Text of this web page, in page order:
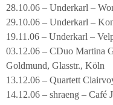
28.10.06 – Underkarl –
29.10.06 – Underkarl –
19.11.06 – Underkarl –
03.12.06 – CDuo Martina
Goldmund, Glasstr., Köln
13.12.06 – Quartett
14.12.06 – shraeng –